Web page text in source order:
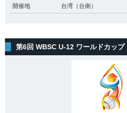
開催地
台湾（台南）
第6回 WBSC U-12 ワールドカップ